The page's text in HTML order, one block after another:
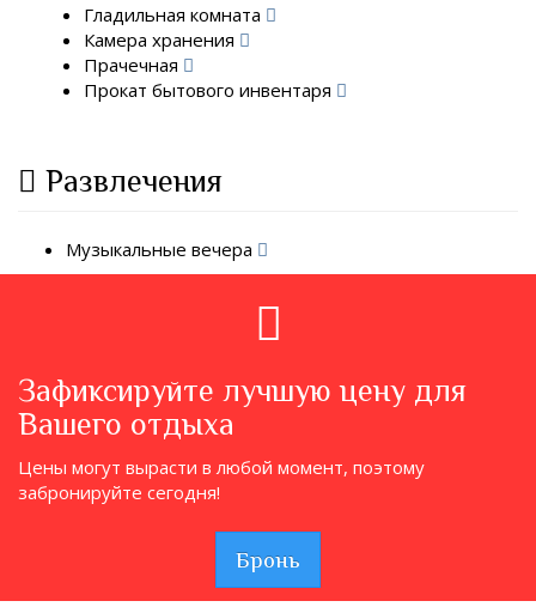
Гладильная комната
Камера хранения
Прачечная
Прокат бытового инвентаря
Развлечения
Музыкальные вечера
Зафиксируйте лучшую цену для
Вашего отдыха
Цены могут вырасти в любой момент, поэтому
забронируйте сегодня!
Бронь